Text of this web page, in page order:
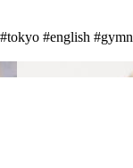
#tokyo #english